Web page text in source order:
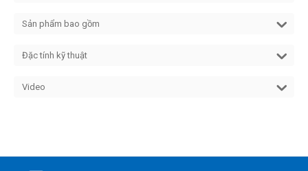
Sản phẩm bao gồm
Đặc tính kỹ thuật
Video